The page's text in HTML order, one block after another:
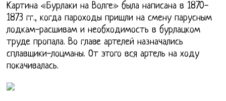
Картина «Бурлаки на Волге» была написана в 1870-
1873 гг., когда пароходы пришли на смену парусным
лодкам-расшивам и необходимость в бурлацком
труде пропала. Во главе артелей назначались
сплавщики-лоцманы. От этого вся артель на ходу
покачивалась.